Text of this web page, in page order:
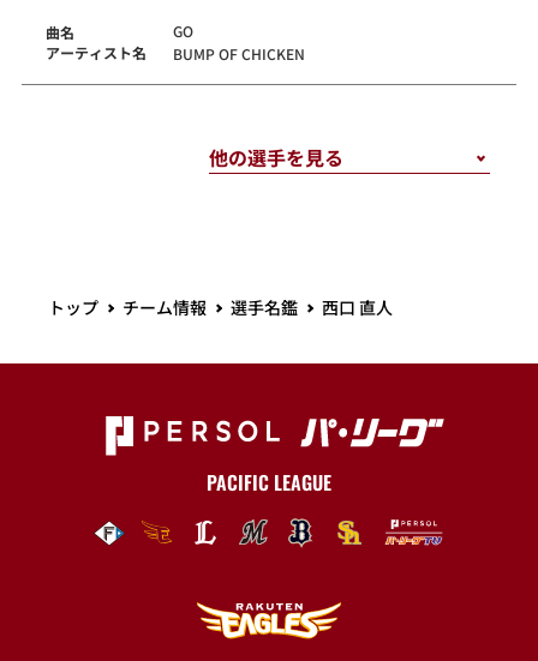
曲名
アーティスト名
GO
BUMP OF CHICKEN
トップ チーム情報 選手名鑑 西口 直人
PACIFIC LEAGUE